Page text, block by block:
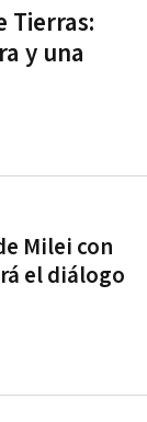
Tierras:
y una
Milei con
el diálogo